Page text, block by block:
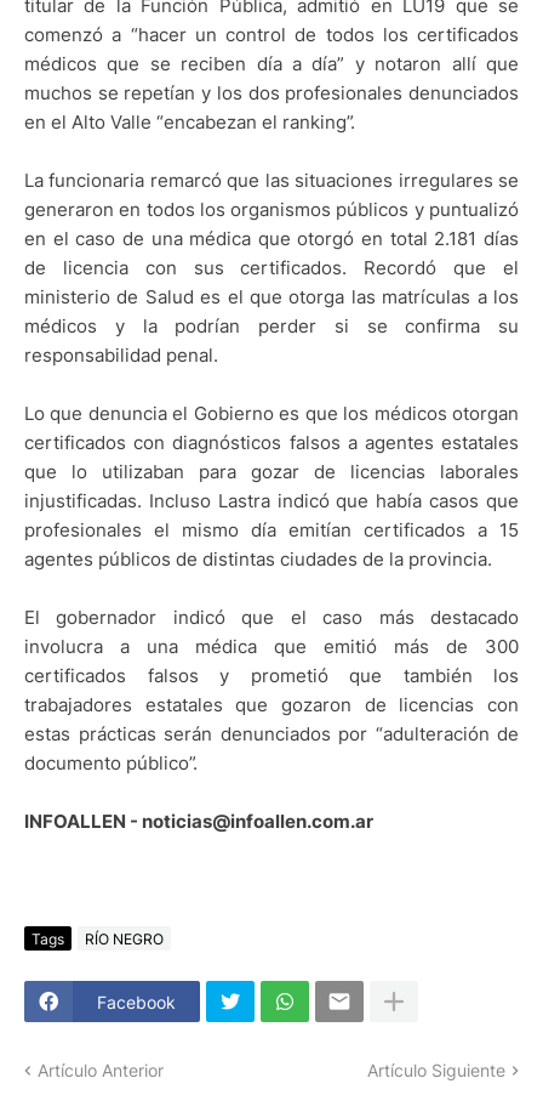
titular de la Función Pública, admitió en LU19 que se
comenzó a “hacer un control de todos los certificados
médicos que se reciben día a día” y notaron allí que
muchos se repetían y los dos profesionales denunciados
en el Alto Valle “encabezan el ranking”.
La funcionaria remarcó que las situaciones irregulares se
generaron en todos los organismos públicos y puntualizó
en el caso de una médica que otorgó en total 2.181 días
de licencia con sus certificados. Recordó que el
ministerio de Salud es el que otorga las matrículas a los
médicos y la podrían perder si se confirma su
responsabilidad penal.
Lo que denuncia el Gobierno es que los médicos otorgan
certificados con diagnósticos falsos a agentes estatales
que lo utilizaban para gozar de licencias laborales
injustificadas. Incluso Lastra indicó que había casos que
profesionales el mismo día emitían certificados a 15
agentes públicos de distintas ciudades de la provincia.
El gobernador indicó que el caso más destacado
involucra a una médica que emitió más de 300
certificados falsos y prometió que también los
trabajadores estatales que gozaron de licencias con
estas prácticas serán denunciados por “adulteración de
documento público”.
INFOALLEN - noticias@infoallen.com.ar
Tags RÍO NEGRO
Facebook
Artículo Anterior Artículo Siguiente